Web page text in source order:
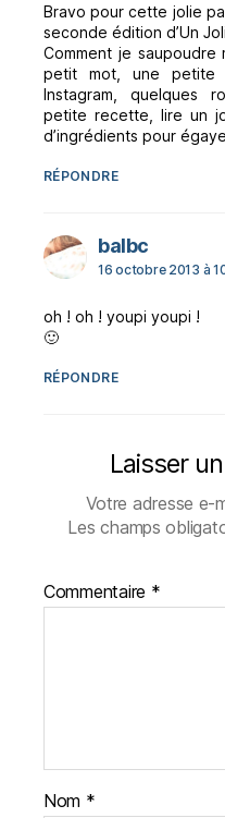
Bravo pour cette jolie
seconde édition d’Un
Comment je
petit mot, une petite
Instagram, quelques
petite recette, lire un
d’ingrédients pour
RÉPONDRE
balbcdit :
16 octobre 2013 à
oh ! oh ! youpi youpi !
🙂
RÉPONDRE
Laisser
Votre adresse e-
Les champs
Commentaire *
Nom *